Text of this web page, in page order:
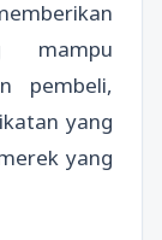
mampu
pembeli,
yang
yang